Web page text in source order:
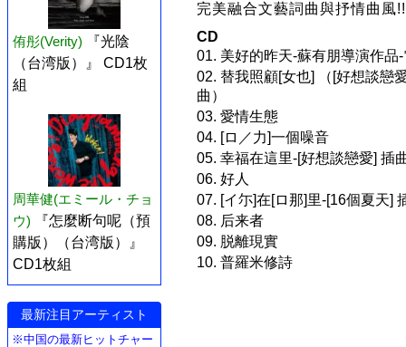
侑彤(Verity)
『光陰
（台湾版）』 CD1枚
組
周華健(エミール・チョ
ウ)
『怎麼断句呢（預
購版）（台湾版）』
CD1枚組
最新注目アーティスト
※中国の最新ヒットチャー
完美融合文藝詞曲與抒情曲風
CD
01. 美好的昨天-蘇有朋導演作品
02. 替我照顧[女也] （[好想談戀
曲）
03. 愛情生態
04. [ロ／力]一個噪音
05. 幸福在這里-[好想談戀愛] 插
06. 好人
07. [イ尓]在[ロ那]里-[16個夏天]
08. 后来者
09. 脱離現實
10. 普羅米修詩